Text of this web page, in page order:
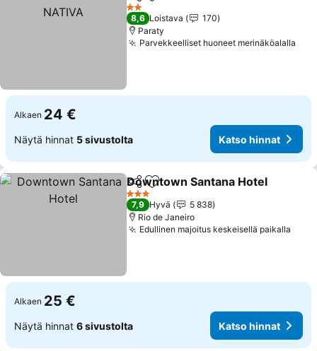
2 Tähtiluokitus
8,6 Loistava
170
Paraty
Parvekkeelliset huoneet merinäköalalla
Alkaen 24 €
Näytä hinnat 5 sivustolta Katso hinnat
Jaa Lisää suosikkeihin
Downtown Santana Hotel
3 Tähtiluokitus
7,9 Hyvä
5 838
Rio de Janeiro
Edullinen majoitus keskeisellä paikalla
Alkaen 25 €
Näytä hinnat 6 sivustolta Katso hinnat